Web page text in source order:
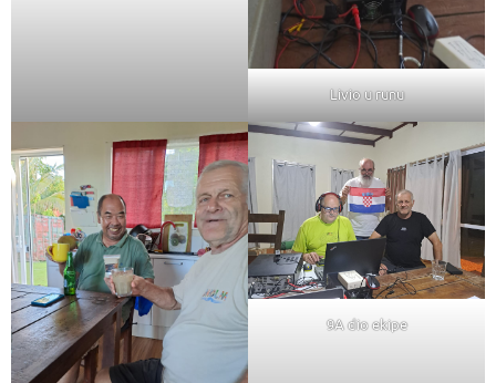
Livio u runu
9A dio ekipe